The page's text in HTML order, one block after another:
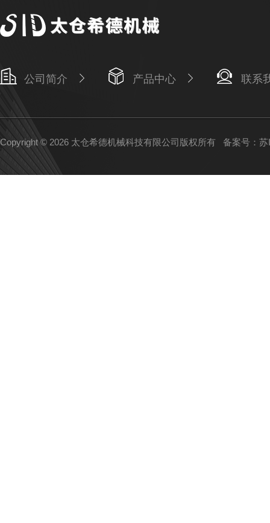
公司简介 产品中心 联系
Copyright © 2026 太仓希德机械科技有限公司版权所有 备案号：